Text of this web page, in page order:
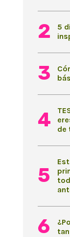
5
de